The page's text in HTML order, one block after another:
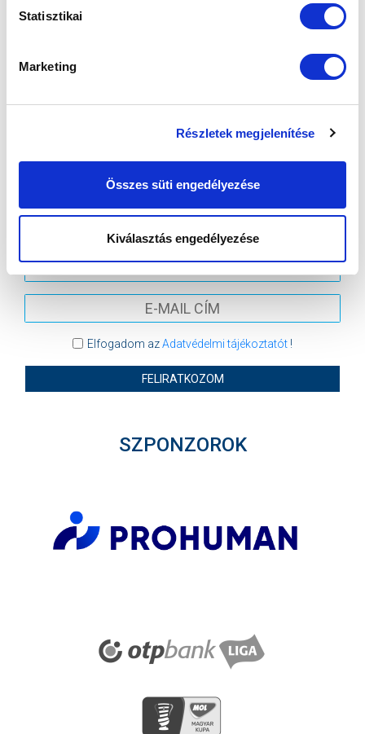
Statisztikai
Marketing
Részletek megjelenítése
Összes süti engedélyezése
Kiválasztás engedélyezése
PUSKÁS AKADÉMIA FC
MTK BUDAPEST HÍRLEVÉL
Ne maradjon le egy eseményről sem! Iratkozzon fel ingyenes
Elfogadom azAdatvédelmi tájékoztatót!
FELIRATKOZOM
SZPONZOROK